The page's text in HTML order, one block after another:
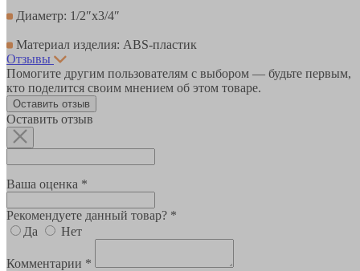
Диаметр: 1/2″х3/4″
Материал изделия: ABS-пластик
Отзывы
Помогите другим пользователям с выбором — будьте первым,
кто поделится своим мнением об этом товаре.
Оставить отзыв
Оставить отзыв
Ваша оценка *
Рекомендуете данный товар? *
Да
Нет
Комментарии *